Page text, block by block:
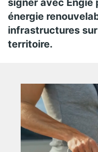
signer avec Engie
énergie
infrastructures sur
territoire.